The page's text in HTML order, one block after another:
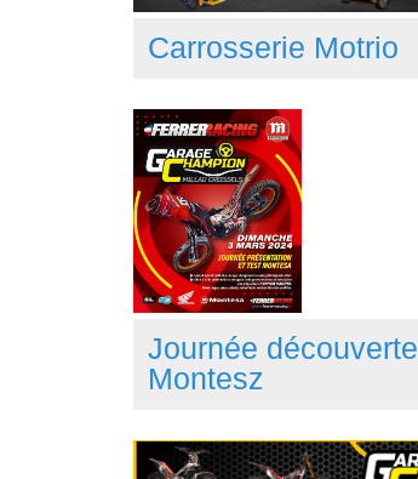
Carrosserie Motrio
Journée découverte
Montesz